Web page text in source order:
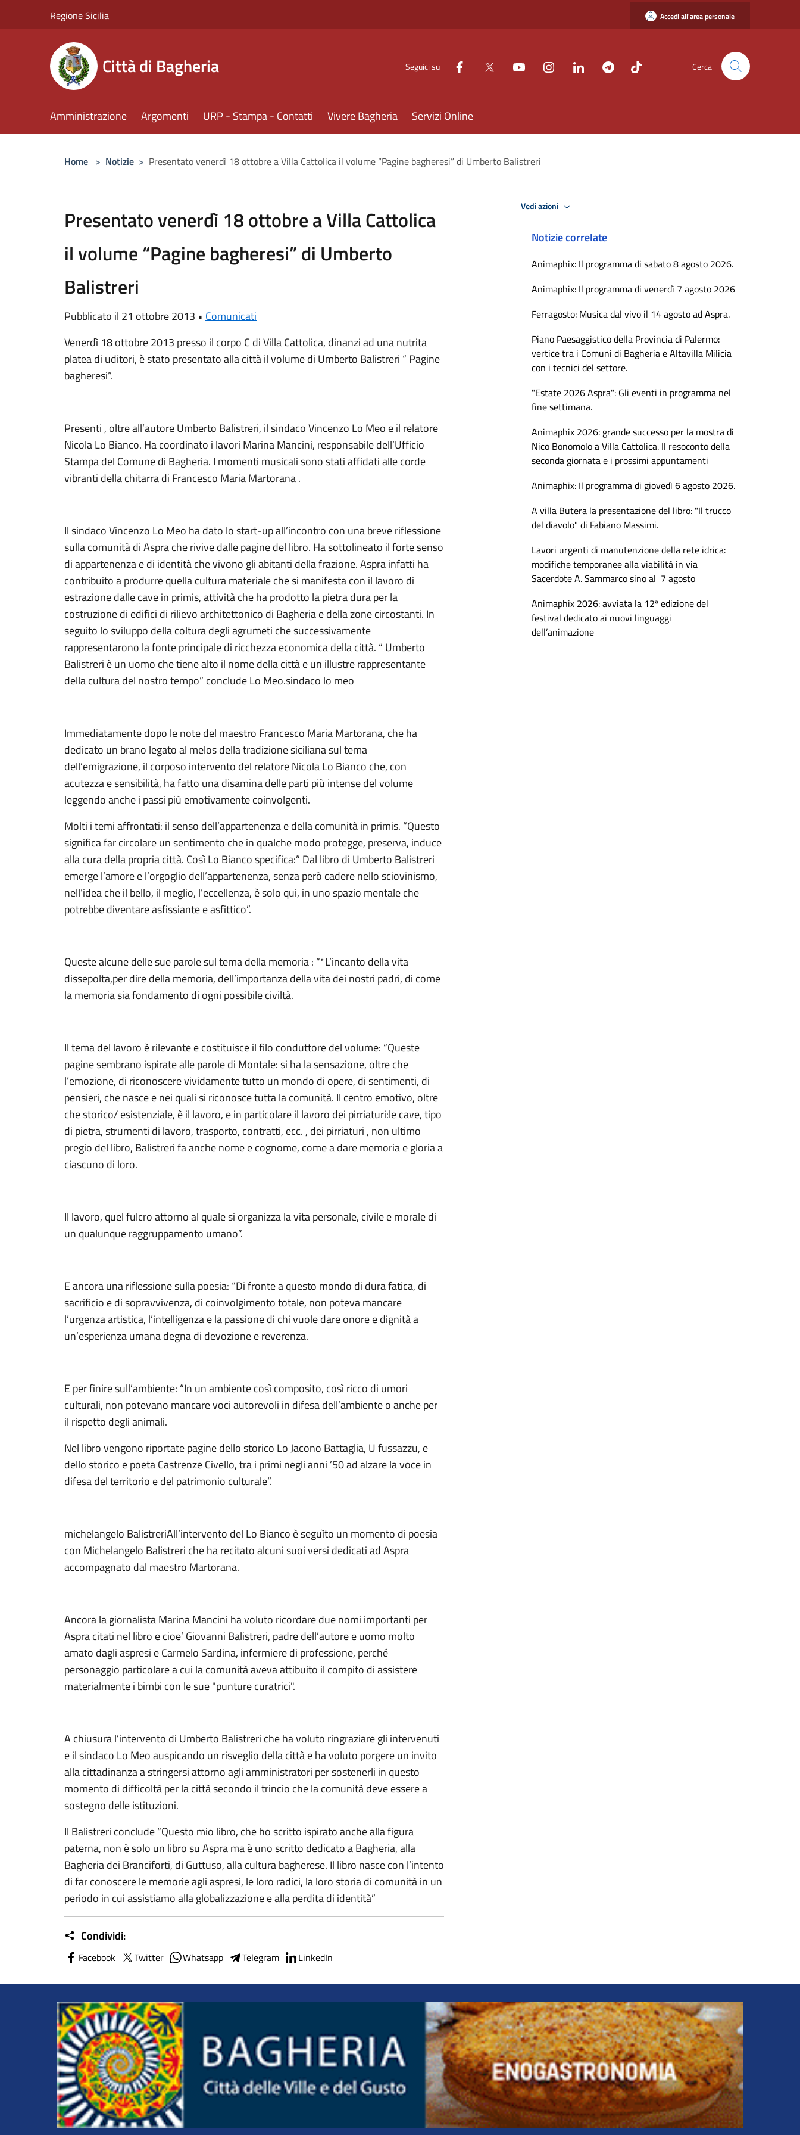
Regione Sicilia Accedi all'area personale
Città di Bagheria Seguici su Cerca
Amministrazione Argomenti URP - Stampa - Contatti Vivere Bagheria Servizi Online
Home > Notizie > Presentato venerdì 18 ottobre a Villa Cattolica il volume “Pagine bagheresi” di Umberto Balistreri
Presentato venerdì 18 ottobre a Villa Cattolica
il volume “Pagine bagheresi” di Umberto
Balistreri
Pubblicato il 21 ottobre 2013 • Comunicati
Venerdì 18 ottobre 2013 presso il corpo C di Villa Cattolica, dinanzi ad una nutrita
platea di uditori, è stato presentato alla città il volume di Umberto Balistreri “ Pagine
bagheresi”.
Presenti , oltre all’autore Umberto Balistreri, il sindaco Vincenzo Lo Meo e il relatore
Nicola Lo Bianco. Ha coordinato i lavori Marina Mancini, responsabile dell’Ufficio
Stampa del Comune di Bagheria. I momenti musicali sono stati affidati alle corde
vibranti della chitarra di Francesco Maria Martorana .
Il sindaco Vincenzo Lo Meo ha dato lo start-up all’incontro con una breve riflessione
sulla comunità di Aspra che rivive dalle pagine del libro. Ha sottolineato il forte senso
di appartenenza e di identità che vivono gli abitanti della frazione. Aspra infatti ha
contribuito a produrre quella cultura materiale che si manifesta con il lavoro di
estrazione dalle cave in primis, attività che ha prodotto la pietra dura per la
costruzione di edifici di rilievo architettonico di Bagheria e della zone circostanti. In
seguito lo sviluppo della coltura degli agrumeti che successivamente
rappresentarono la fonte principale di ricchezza economica della città. “ Umberto
Balistreri è un uomo che tiene alto il nome della città e un illustre rappresentante
della cultura del nostro tempo” conclude Lo Meo.sindaco lo meo
Immediatamente dopo le note del maestro Francesco Maria Martorana, che ha
dedicato un brano legato al melos della tradizione siciliana sul tema
dell’emigrazione, il corposo intervento del relatore Nicola Lo Bianco che, con
acutezza e sensibilità, ha fatto una disamina delle parti più intense del volume
leggendo anche i passi più emotivamente coinvolgenti.
Molti i temi affrontati: il senso dell’appartenenza e della comunità in primis. “Questo
significa far circolare un sentimento che in qualche modo protegge, preserva, induce
alla cura della propria città. Così Lo Bianco specifica:” Dal libro di Umberto Balistreri
emerge l’amore e l’orgoglio dell’appartenenza, senza però cadere nello sciovinismo,
nell’idea che il bello, il meglio, l’eccellenza, è solo qui, in uno spazio mentale che
potrebbe diventare asfissiante e asfittico”.
Queste alcune delle sue parole sul tema della memoria : “*L’incanto della vita
dissepolta,per dire della memoria, dell’importanza della vita dei nostri padri, di come
la memoria sia fondamento di ogni possibile civiltà.
Il tema del lavoro è rilevante e costituisce il filo conduttore del volume: “Queste
pagine sembrano ispirate alle parole di Montale: si ha la sensazione, oltre che
l’emozione, di riconoscere vividamente tutto un mondo di opere, di sentimenti, di
pensieri, che nasce e nei quali si riconosce tutta la comunità. Il centro emotivo, oltre
che storico/ esistenziale, è il lavoro, e in particolare il lavoro dei pirriaturi:le cave, tipo
di pietra, strumenti di lavoro, trasporto, contratti, ecc. , dei pirriaturi , non ultimo
pregio del libro, Balistreri fa anche nome e cognome, come a dare memoria e gloria a
ciascuno di loro.
Il lavoro, quel fulcro attorno al quale si organizza la vita personale, civile e morale di
un qualunque raggruppamento umano”.
E ancora una riflessione sulla poesia: “Di fronte a questo mondo di dura fatica, di
sacrificio e di sopravvivenza, di coinvolgimento totale, non poteva mancare
l’urgenza artistica, l’intelligenza e la passione di chi vuole dare onore e dignità a
un’esperienza umana degna di devozione e reverenza.
E per finire sull’ambiente: “In un ambiente così composito, così ricco di umori
culturali, non potevano mancare voci autorevoli in difesa dell’ambiente o anche per
il rispetto degli animali.
Nel libro vengono riportate pagine dello storico Lo Jacono Battaglia, U fussazzu, e
dello storico e poeta Castrenze Civello, tra i primi negli anni ’50 ad alzare la voce in
difesa del territorio e del patrimonio culturale”.
michelangelo BalistreriAll’intervento del Lo Bianco è seguìto un momento di poesia
con Michelangelo Balistreri che ha recitato alcuni suoi versi dedicati ad Aspra
accompagnato dal maestro Martorana.
Ancora la giornalista Marina Mancini ha voluto ricordare due nomi importanti per
Aspra citati nel libro e cioe’ Giovanni Balistreri, padre dell’autore e uomo molto
amato dagli aspresi e Carmelo Sardina, infermiere di professione, perché
personaggio particolare a cui la comunità aveva attibuito il compito di assistere
materialmente i bimbi con le sue "punture curatrici".
A chiusura l’intervento di Umberto Balistreri che ha voluto ringraziare gli intervenuti
e il sindaco Lo Meo auspicando un risveglio della città e ha voluto porgere un invito
alla cittadinanza a stringersi attorno agli amministratori per sostenerli in questo
momento di difficoltà per la città secondo il trincio che la comunità deve essere a
sostegno delle istituzioni.
Il Balistreri conclude “Questo mio libro, che ho scritto ispirato anche alla figura
paterna, non è solo un libro su Aspra ma è uno scritto dedicato a Bagheria, alla
Bagheria dei Branciforti, di Guttuso, alla cultura bagherese. Il libro nasce con l’intento
di far conoscere le memorie agli aspresi, le loro radici, la loro storia di comunità in un
periodo in cui assistiamo alla globalizzazione e alla perdita di identità”
Condividi:
Facebook Twitter Whatsapp Telegram LinkedIn
Vedi azioni
Notizie correlate
Animaphix: Il programma di sabato 8 agosto 2026.
Animaphix: Il programma di venerdì 7 agosto 2026
Ferragosto: Musica dal vivo il 14 agosto ad Aspra.
Piano Paesaggistico della Provincia di Palermo:
vertice tra i Comuni di Bagheria e Altavilla Milicia
con i tecnici del settore.
"Estate 2026 Aspra": Gli eventi in programma nel
fine settimana.
Animaphix 2026: grande successo per la mostra di
Nico Bonomolo a Villa Cattolica. Il resoconto della
seconda giornata e i prossimi appuntamenti
Animaphix: Il programma di giovedì 6 agosto 2026.
A villa Butera la presentazione del libro: "Il trucco
del diavolo" di Fabiano Massimi.
Lavori urgenti di manutenzione della rete idrica:
modifiche temporanee alla viabilità in via
Sacerdote A. Sammarco sino al 7 agosto
Animaphix 2026: avviata la 12ª edizione del
festival dedicato ai nuovi linguaggi
dell’animazione